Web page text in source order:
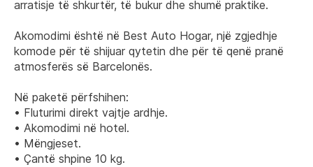
arratisje të shkurtër, të bukur dhe shumë praktike.
Akomodimi është në Best Auto Hogar, një zgjedhje
komode për të shijuar qytetin dhe për të qenë pranë
atmosferës së Barcelonës.
Në paketë përfshihen:
• Fluturimi direkt vajtje ardhje.
• Akomodimi në hotel.
• Mëngjeset.
• Çantë shpine 10 kg.